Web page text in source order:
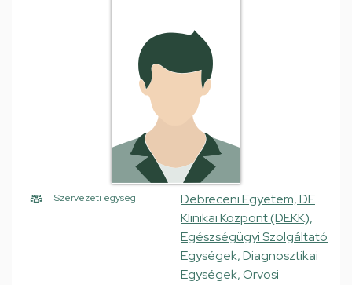
Szervezeti egység
Debreceni Egyetem, DE
Klinikai Központ (DEKK),
Egészségügyi Szolgáltató
Egységek, Diagnosztikai
Egységek, Orvosi